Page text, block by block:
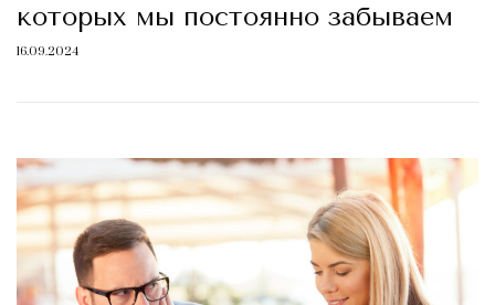
которых мы постоянно забываем
16.09.2024